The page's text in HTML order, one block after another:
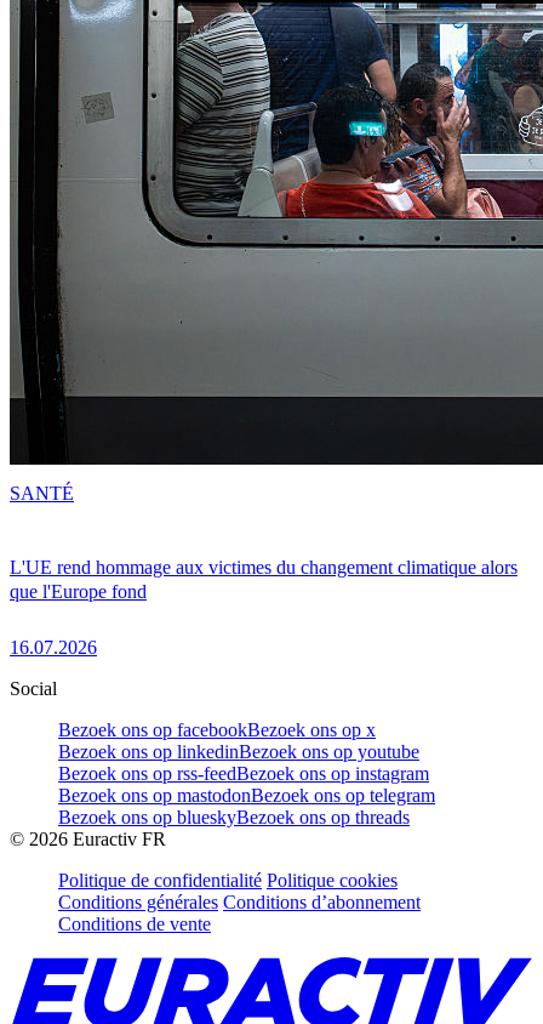
L'UE rend hommage aux victimes du changement climatique alors
que l'Europe fond
16.07.2026
SANTÉ
Social
Bezoek ons op facebookBezoek ons op x
Bezoek ons op linkedinBezoek ons op youtube
Bezoek ons op rss-feedBezoek ons op instagram
Bezoek ons op mastodonBezoek ons op telegram
Bezoek ons op blueskyBezoek ons op threads
© 2026 Euractiv FR
Politique de confidentialité Politique cookies
Conditions générales Conditions d’abonnement
Conditions de vente